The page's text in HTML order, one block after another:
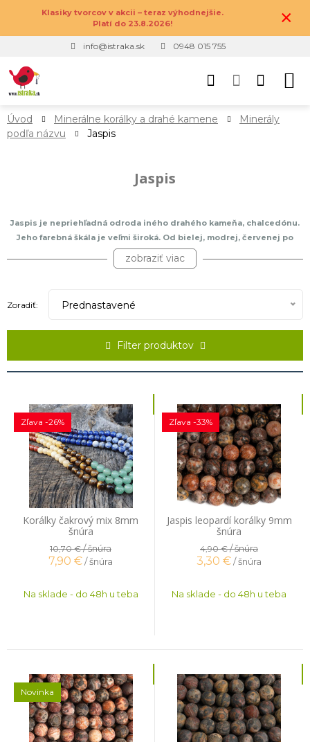
Klasiky tvorcov v akcii – teraz výhodnejšie.
Platí do 23.8.2026!
×
info@istraka.sk 0948 015 755
Úvod Minerálne korálky a drahé kamene
Minerály
podľa názvu
Jaspis
Jaspis
Jaspis je nepriehľadná odroda iného drahého kameňa, chalcedónu.
Jeho farebná škála je veľmi široká. Od bielej, modrej, červenej po
zelenú, žltú aj hnedú. Chalcedón, teda aj jaspis, majú podobné
vlastnosti ako opál, od ktorého sa odlišujú najmä vyššou hustotou.
nachádzajú sa aj u nás, na Slovensku ( jeho najväčší výskyt je priamo
v Česku. Najvhodnejší pre znamenia Vodnára, Panny a Ryby. Z našej
ponuky si určite pozri jaspis mookait, ktorý je tvorený
zobraziť viac
Filter produktov
Zoradiť: Prednastavené
Korálky čakrový mix 8mm
šnúra
Zľava -26%
10,70 €/ šnúra
7,90 €/ šnúra
Na sklade - do 48h u teba
Jaspis leopardí korálky 9mm
šnúra
Zľava -33%
4,90 €/ šnúra
3,30 €/ šnúra
Na sklade - do 48h u teba
Novinka